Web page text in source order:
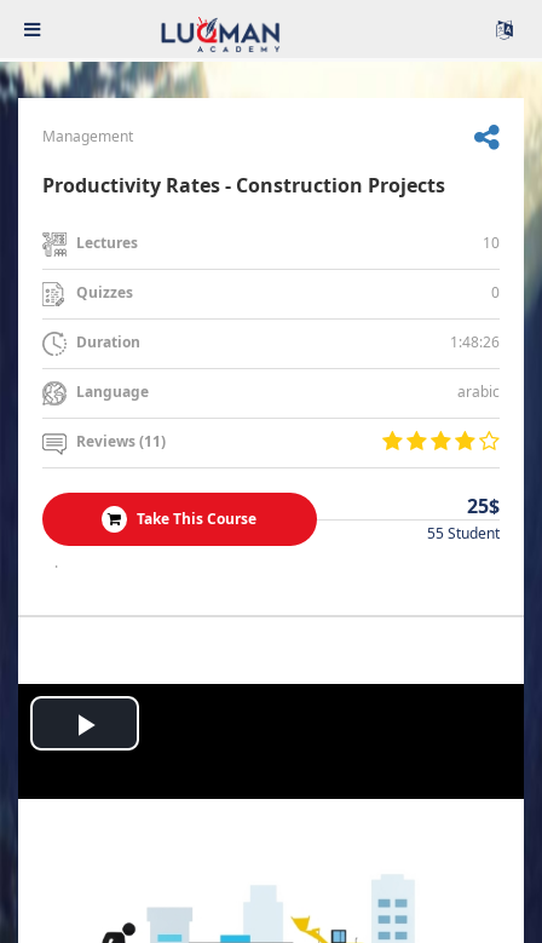
Management
Productivity Rates - Construction Projects
Lectures 10
Quizzes 0
Duration 1:48:26
Language arabic
Reviews (11)
Take This Course 25$
55 Student
.
Play
Video